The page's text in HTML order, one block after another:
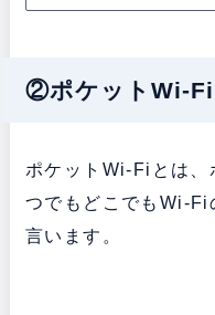
②ポケットWi-Fi
ポケットWi-Fiとは、
つでもどこでもWi-Fi
言います。